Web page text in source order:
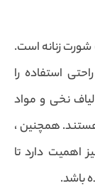
زنانه است.
استفاده را
نخی و مواد
همچنین ،
اهمیت دارد تا
باشد.